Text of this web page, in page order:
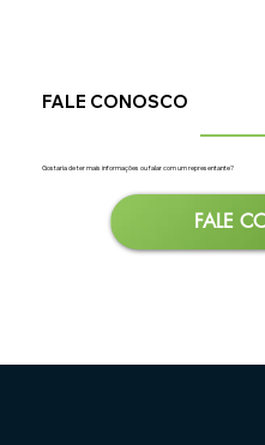
FALE CONOSCO
Gostaria de ter mais informações ou falar com um representante?
FALE